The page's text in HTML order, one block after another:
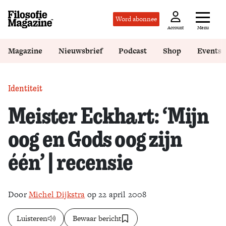
Word abonnee
Account Menu
Magazine Nieuwsbrief Podcast Shop Events
Identiteit
Meister Eckhart: ‘Mijn
oog en Gods oog zijn
één’ | recensie
DoorMichel Dijkstra op 22 april 2008
Luisteren Bewaar bericht